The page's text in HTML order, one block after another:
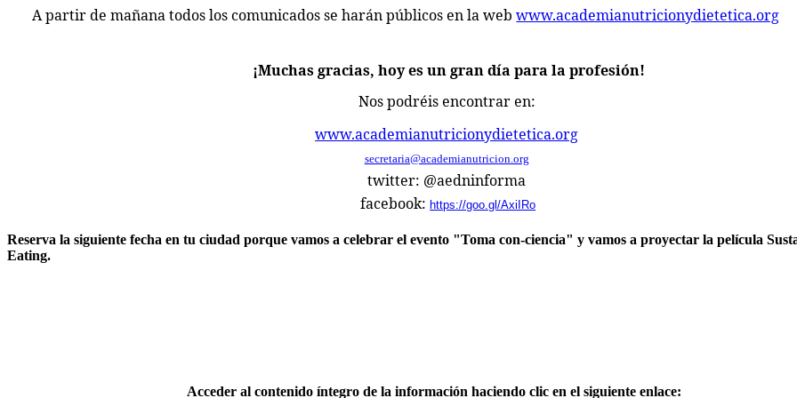
A partir de mañana todos los comunicados se harán públicos en la webwww.academianutricionydietetica.org
¡Muchas gracias, hoy es un gran día para la profesión!
Nos podréis encontrar en:
www.academianutricionydietetica.org
secretaria@academianutricion.org
twitter: @aedninforma
facebook:https://goo.gl/AxiIRo
Reserva la siguiente fecha en tu ciudad porque vamos a celebrar el evento "Toma con-ciencia" y vamos a proyectar la película
Eating.
Acceder al contenido íntegro de la información haciendo clic en el siguiente enlace: